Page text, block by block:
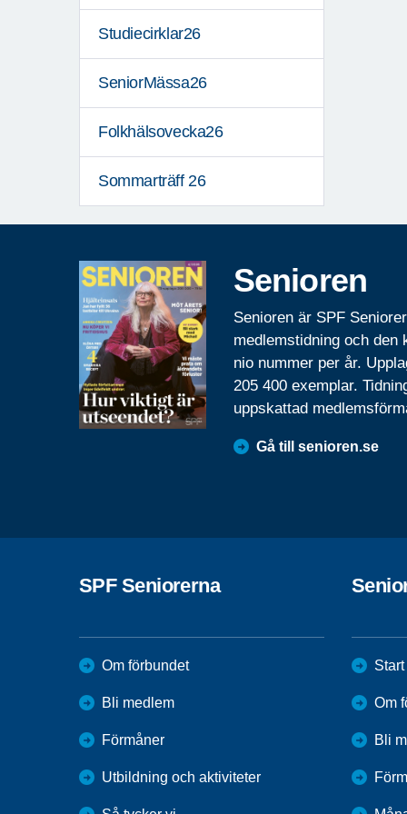
Studiecirklar26
SeniorMässa26
Folkhälsovecka26
Sommarträff 26
Senioren
Senioren är SPF
medlemstidning och den
nio nummer per år.
205 400 exemplar.
uppskattad
Gå till senioren.se
SPF Seniorerna
Om förbundet
Bli medlem
Förmåner
Utbildning och aktiviteter
Start
Om
Bli